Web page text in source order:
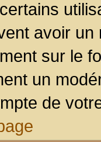
avoir
sur le
un
de